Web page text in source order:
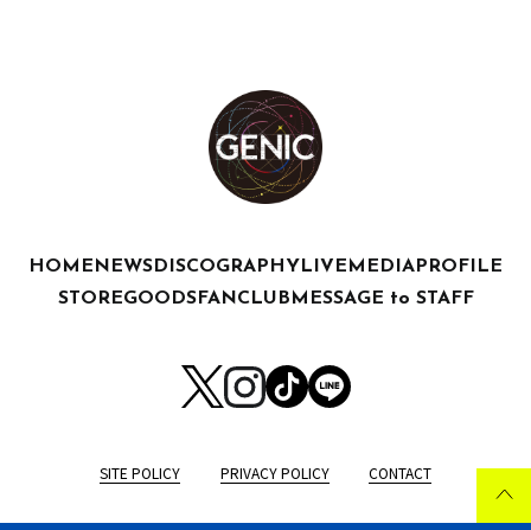
HOME NEWS DISCOGRAPHY LIVE MEDIA PROFILE
STOREGOODSFANCLUB MESSAGE to STAFF
SITE POLICY PRIVACY POLICY CONTACT